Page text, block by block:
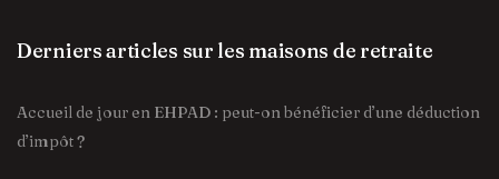
Derniers articles sur les maisons de retraite
Accueil de jour en EHPAD : peut-on bénéficier d’une déduction
d’impôt ?